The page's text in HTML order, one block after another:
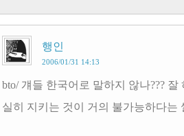
행인
2006/01/31 14:13
bto/ 걔들 한국어로 말하지 않나???
실히 지키는 것이 거의 불가능하다는